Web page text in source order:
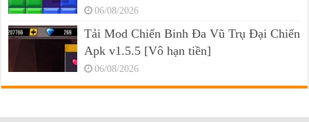
06/08/2026
Tải Mod Chiến Binh Đa Vũ Trụ Đại Chiến
Apk v1.5.5 [Vô hạn tiền]
06/08/2026